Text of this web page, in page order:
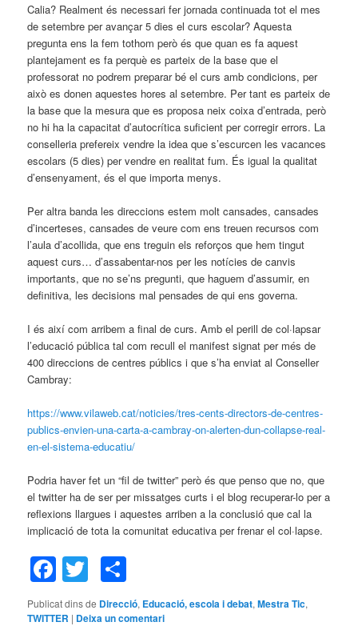
Calia? Realment és necessari fer jornada continuada tot el mes
de setembre per avançar 5 dies el curs escolar? Aquesta
pregunta ens la fem tothom però és que quan es fa aquest
plantejament es fa perquè es parteix de la base que el
professorat no podrem preparar bé el curs amb condicions, per
això es donen aquestes hores al setembre. Per tant es parteix de
la base que la mesura que es proposa neix coixa d’entrada, però
no hi ha la capacitat d’autocrítica suficient per corregir errors. La
conselleria prefereix vendre la idea que s’escurcen les vacances
escolars (5 dies) per vendre en realitat fum. És igual la qualitat
d’ensenyament, és el que importa menys.
Per altra banda les direccions estem molt cansades, cansades
d’incerteses, cansades de veure com ens treuen recursos com
l’aula d’acollida, que ens treguin els reforços que hem tingut
aquest curs… d’assabentar-nos per les notícies de canvis
importants, que no se’ns pregunti, que haguem d’assumir, en
definitiva, les decisions mal pensades de qui ens governa.
I és així com arribem a final de curs. Amb el perill de col·lapsar
l’educació pública tal com recull el manifest signat per més de
400 direccions de centres públics i que s’ha enviat al Conseller
Cambray:
https://www.vilaweb.cat/noticies/tres-cents-directors-de-centres-
publics-envien-una-carta-a-cambray-on-alerten-dun-collapse-real-
en-el-sistema-educatiu/
Podria haver fet un “fil de twitter” però és que penso que no, que
el twitter ha de ser per missatges curts i el blog recuperar-lo per a
reflexions llargues i aquestes arriben a la conclusió que cal la
implicació de tota la comunitat educativa per frenar el col·lapse.
Facebook
Twitter
Publicat dins de Direcció, Educació, escola i debat,Mestra Tic,
TWITTER | Deixa un comentari